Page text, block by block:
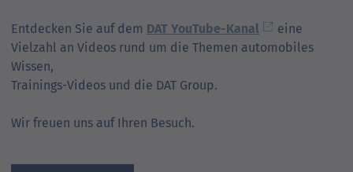
Entdecken Sie auf dem DAT YouTube-Kanal
eine
Vielzahl an Videos rund um die Themen automobiles
Wissen,
Trainings-Videos und die DAT Group.
Wir freuen uns auf Ihren Besuch.